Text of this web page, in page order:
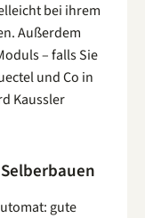
bei ihrem
Außerdem
– falls Sie
und Co in
Kaussler
gute